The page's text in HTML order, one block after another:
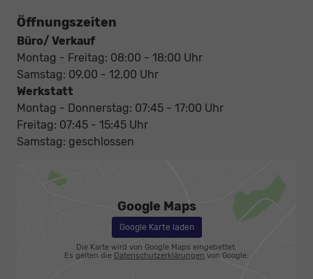
Öffnungszeiten
Büro/ Verkauf
Montag - Freitag: 08:00 - 18:00 Uhr
Samstag: 09.00 - 12.00 Uhr
Werkstatt
Montag - Donnerstag: 07:45 - 17:00 Uhr
Freitag: 07:45 - 15:45 Uhr
Samstag: geschlossen
Google Maps
Google Karte laden
Die Karte wird von Google Maps eingebettet.
Es gelten die Datenschutzerklärungen von Google.